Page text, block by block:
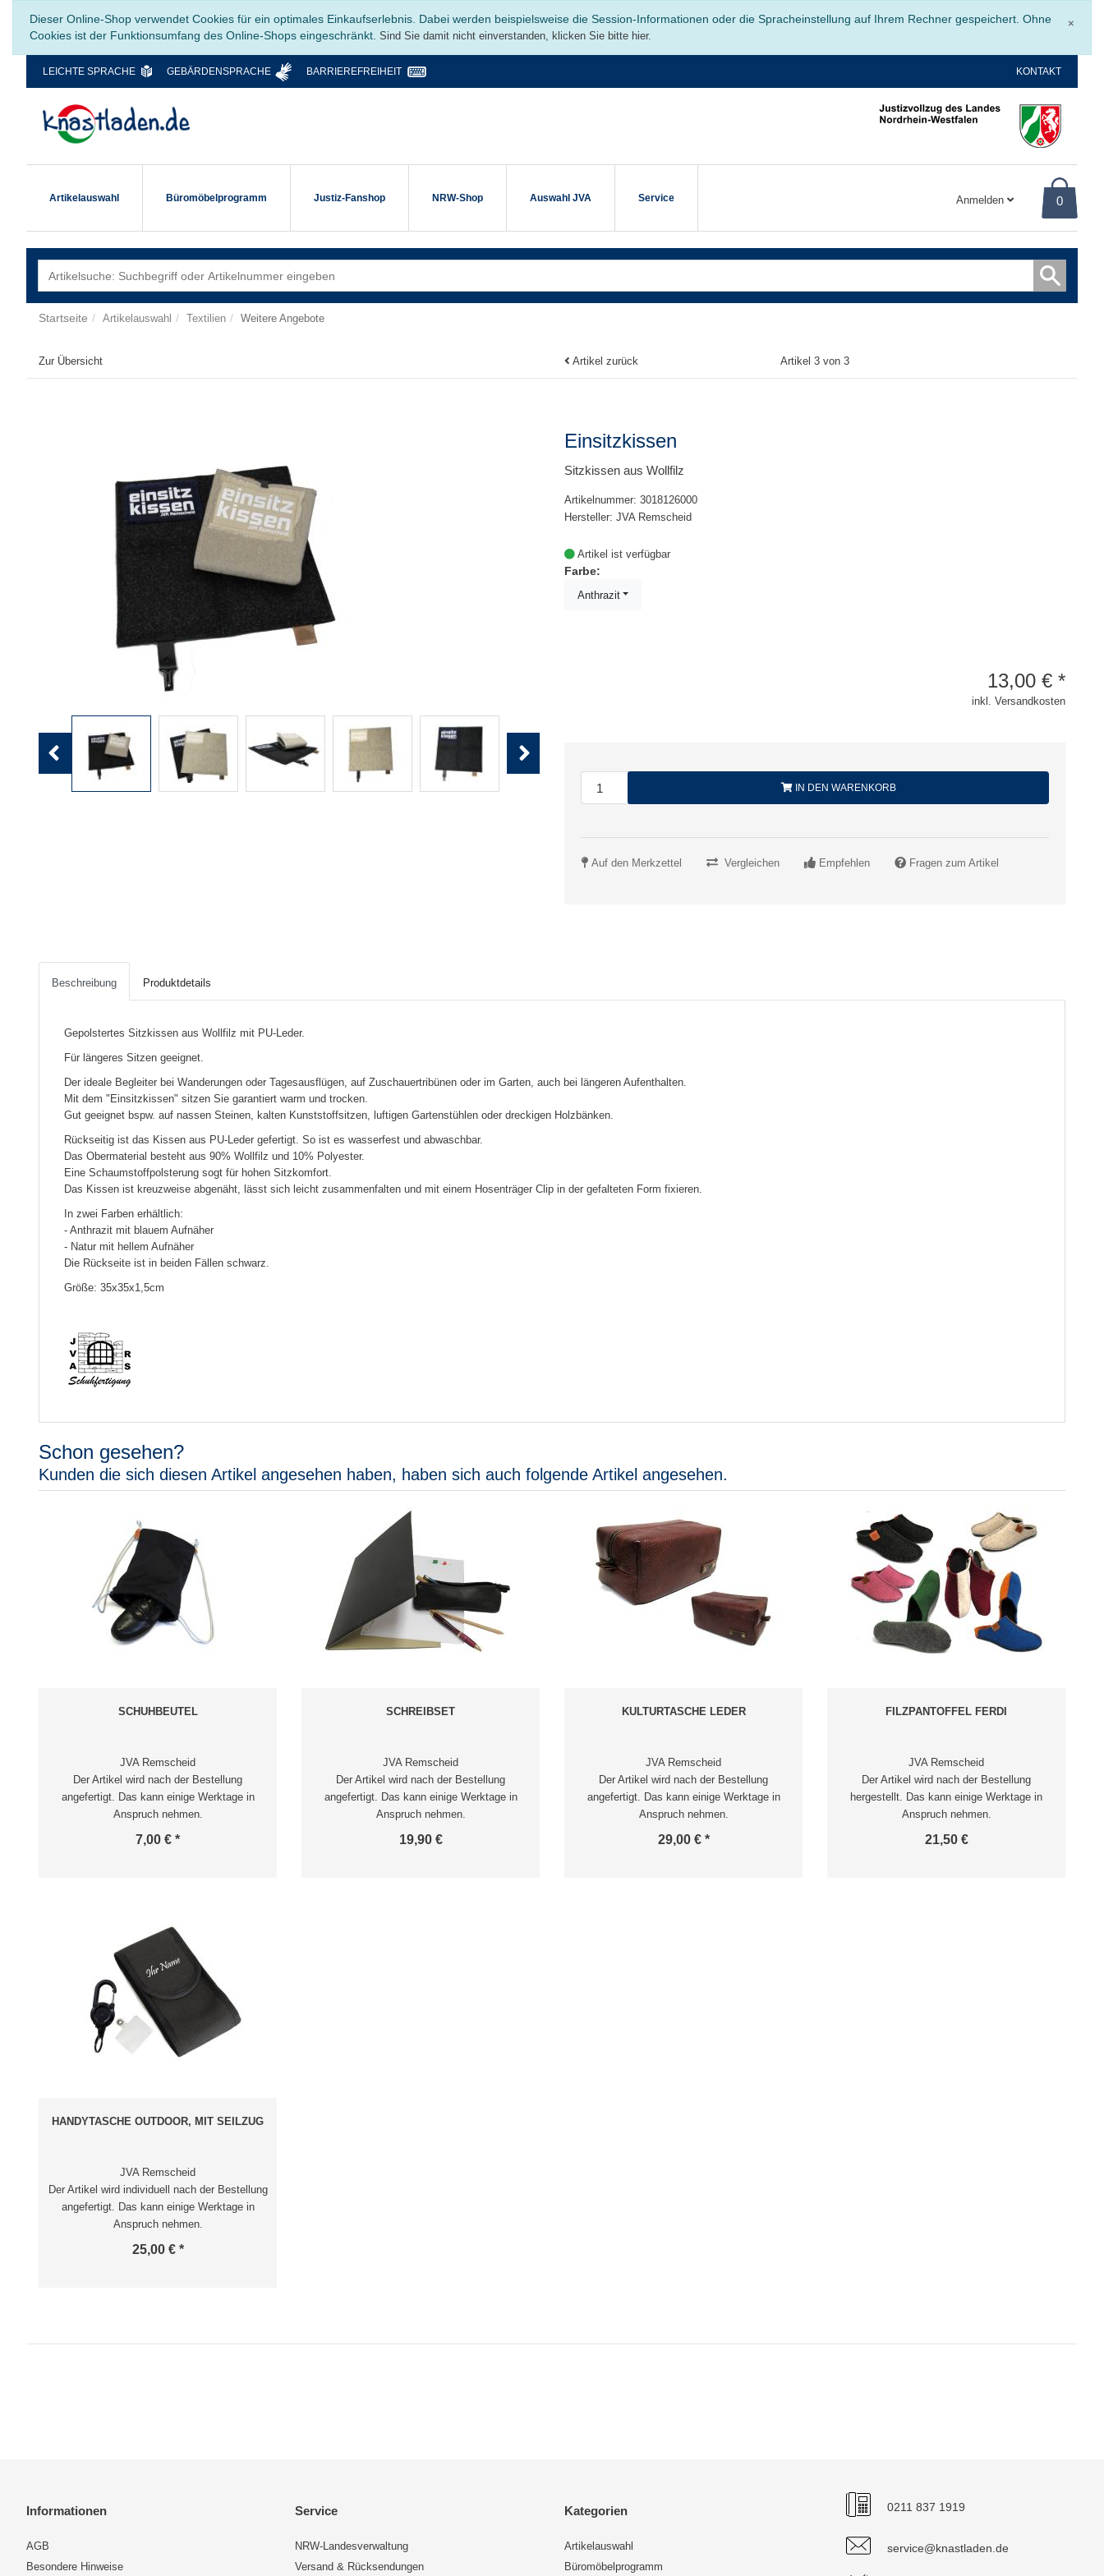
×
Dieser Online-Shop verwendet Cookies für ein optimales Einkaufserlebnis. Dabei werden beispielsweise die Session-Informationen oder die Spracheinstellung auf Ihrem Rechner gespeichert. Ohne
Cookies ist der Funktionsumfang des Online-Shops eingeschränkt. Sind Sie damit nicht einverstanden, klicken Sie bitte hier.
LEICHTE SPRACHE GEBÄRDENSPRACHE BARRIEREFREIHEIT KONTAKT
Artikelauswahl Büromöbelprogramm Justiz-Fanshop NRW-Shop Auswahl JVA Service Anmelden 0
Startseite Artikelauswahl Textilien Weitere Angebote
Zur Übersicht Artikel zurück Artikel 3 von 3
Previous Next
Einsitzkissen
Sitzkissen aus Wollfilz
Artikelnummer: 3018126000
Hersteller: JVA Remscheid
Artikel ist verfügbar
Farbe:
Anthrazit
13,00 € *
inkl. Versandkosten
IN DEN WARENKORB
Auf den Merkzettel Vergleichen Empfehlen Fragen zum Artikel
Beschreibung Produktdetails
Gepolstertes Sitzkissen aus Wollfilz mit PU-Leder.
Für längeres Sitzen geeignet.
Der ideale Begleiter bei Wanderungen oder Tagesausflügen, auf Zuschauertribünen oder im Garten, auch bei längeren Aufenthalten.
Mit dem "Einsitzkissen" sitzen Sie garantiert warm und trocken.
Gut geeignet bspw. auf nassen Steinen, kalten Kunststoffsitzen, luftigen Gartenstühlen oder dreckigen Holzbänken.
Rückseitig ist das Kissen aus PU-Leder gefertigt. So ist es wasserfest und abwaschbar.
Das Obermaterial besteht aus 90% Wollfilz und 10% Polyester.
Eine Schaumstoffpolsterung sogt für hohen Sitzkomfort.
Das Kissen ist kreuzweise abgenäht, lässt sich leicht zusammenfalten und mit einem Hosenträger Clip in der gefalteten Form fixieren.
In zwei Farben erhältlich:
- Anthrazit mit blauem Aufnäher
- Natur mit hellem Aufnäher
Die Rückseite ist in beiden Fällen schwarz.
Größe: 35x35x1,5cm
Schon gesehen?
Kunden die sich diesen Artikel angesehen haben, haben sich auch folgende Artikel angesehen.
SCHUHBEUTEL
JVA Remscheid
Der Artikel wird nach der Bestellung
angefertigt. Das kann einige Werktage in
Anspruch nehmen.
7,00 € *
SCHREIBSET
JVA Remscheid
Der Artikel wird nach der Bestellung
angefertigt. Das kann einige Werktage in
Anspruch nehmen.
19,90 €
KULTURTASCHE LEDER
JVA Remscheid
Der Artikel wird nach der Bestellung
angefertigt. Das kann einige Werktage in
Anspruch nehmen.
29,00 € *
FILZPANTOFFEL FERDI
JVA Remscheid
Der Artikel wird nach der Bestellung
hergestellt. Das kann einige Werktage in
Anspruch nehmen.
21,50 €
HANDYTASCHE OUTDOOR, MIT SEILZUG
JVA Remscheid
Der Artikel wird individuell nach der Bestellung
angefertigt. Das kann einige Werktage in
Anspruch nehmen.
25,00 € *
Informationen
AGB
Besondere Hinweise
Service
NRW-Landesverwaltung
Versand & Rücksendungen
Kategorien
Artikelauswahl
Büromöbelprogramm
0211 837 1919
service@knastladen.de